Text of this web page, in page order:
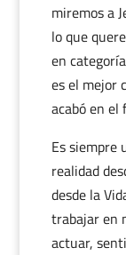
miremos a
lo que
en
es el mejor
acabó en el
Es siempre
realidad
desde la
trabajar en
actuar,